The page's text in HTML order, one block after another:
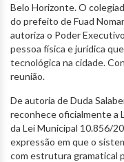
Belo Horizonte. O
do prefeito de Fuad
autoriza o Poder
pessoa física e jurídica
tecnológica na cidade.
reunião.
De autoria de Duda
reconhece oficialmente a
da Lei Municipal 10.856/
expressão em que o
com estrutura gramatical